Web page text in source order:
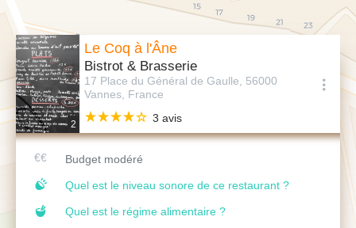
2
Le Coq à l'Âne
Bistrot & Brasserie
17 Place du Général de Gaulle, 56000
Vannes, France
3 avis
Budget modéré
Quel est le niveau sonore de ce restaurant ?
Quel est le régime alimentaire ?